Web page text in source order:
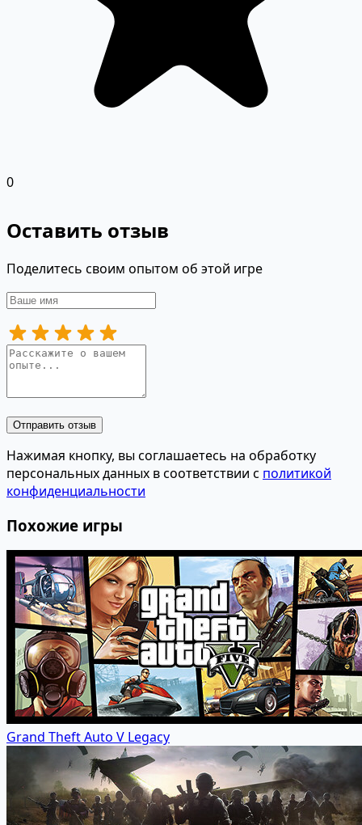
0
Оставить отзыв
Поделитесь своим опытом об этой игре
Отправить отзыв
Нажимая кнопку, вы соглашаетесь на обработку
персональных данных в соответствии с политикой
конфиденциальности
Похожие игры
Grand Theft Auto V Legacy